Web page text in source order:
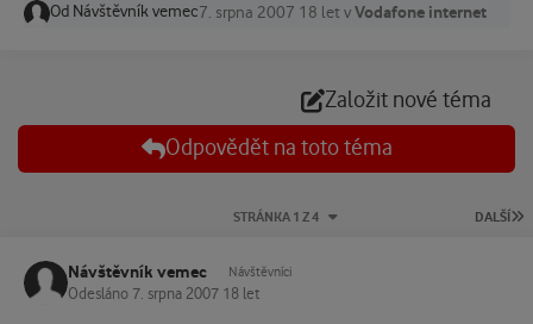
Od Návštěvník vemec7. srpna 2007 18 let vVodafone internet
Založit nové téma
Odpovědět na toto téma
DALŠÍ
STRÁNKA 1 Z 4
Návštěvník vemec Návštěvníci
Odesláno 7. srpna 2007 18 let